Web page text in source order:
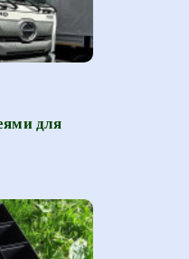
для